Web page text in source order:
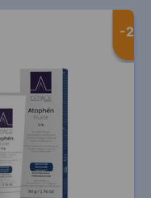
-20 %